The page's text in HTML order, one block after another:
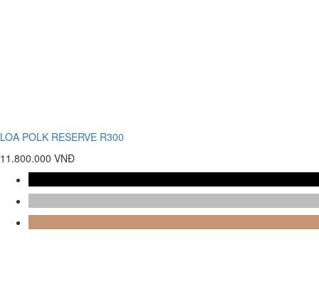
LOA POLK RESERVE R300
11.800.000 VNĐ